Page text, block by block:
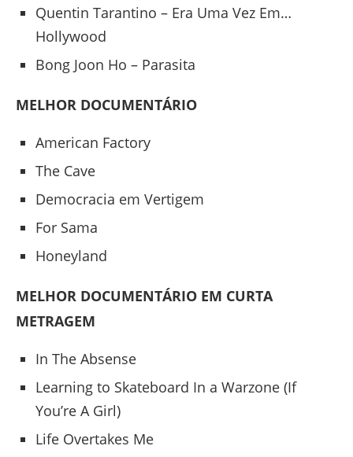
Quentin Tarantino – Era Uma Vez Em…
Hollywood
Bong Joon Ho – Parasita
MELHOR DOCUMENTÁRIO
American Factory
The Cave
Democracia em Vertigem
For Sama
Honeyland
MELHOR DOCUMENTÁRIO EM CURTA
METRAGEM
In The Absense
Learning to Skateboard In a Warzone (If
You’re A Girl)
Life Overtakes Me